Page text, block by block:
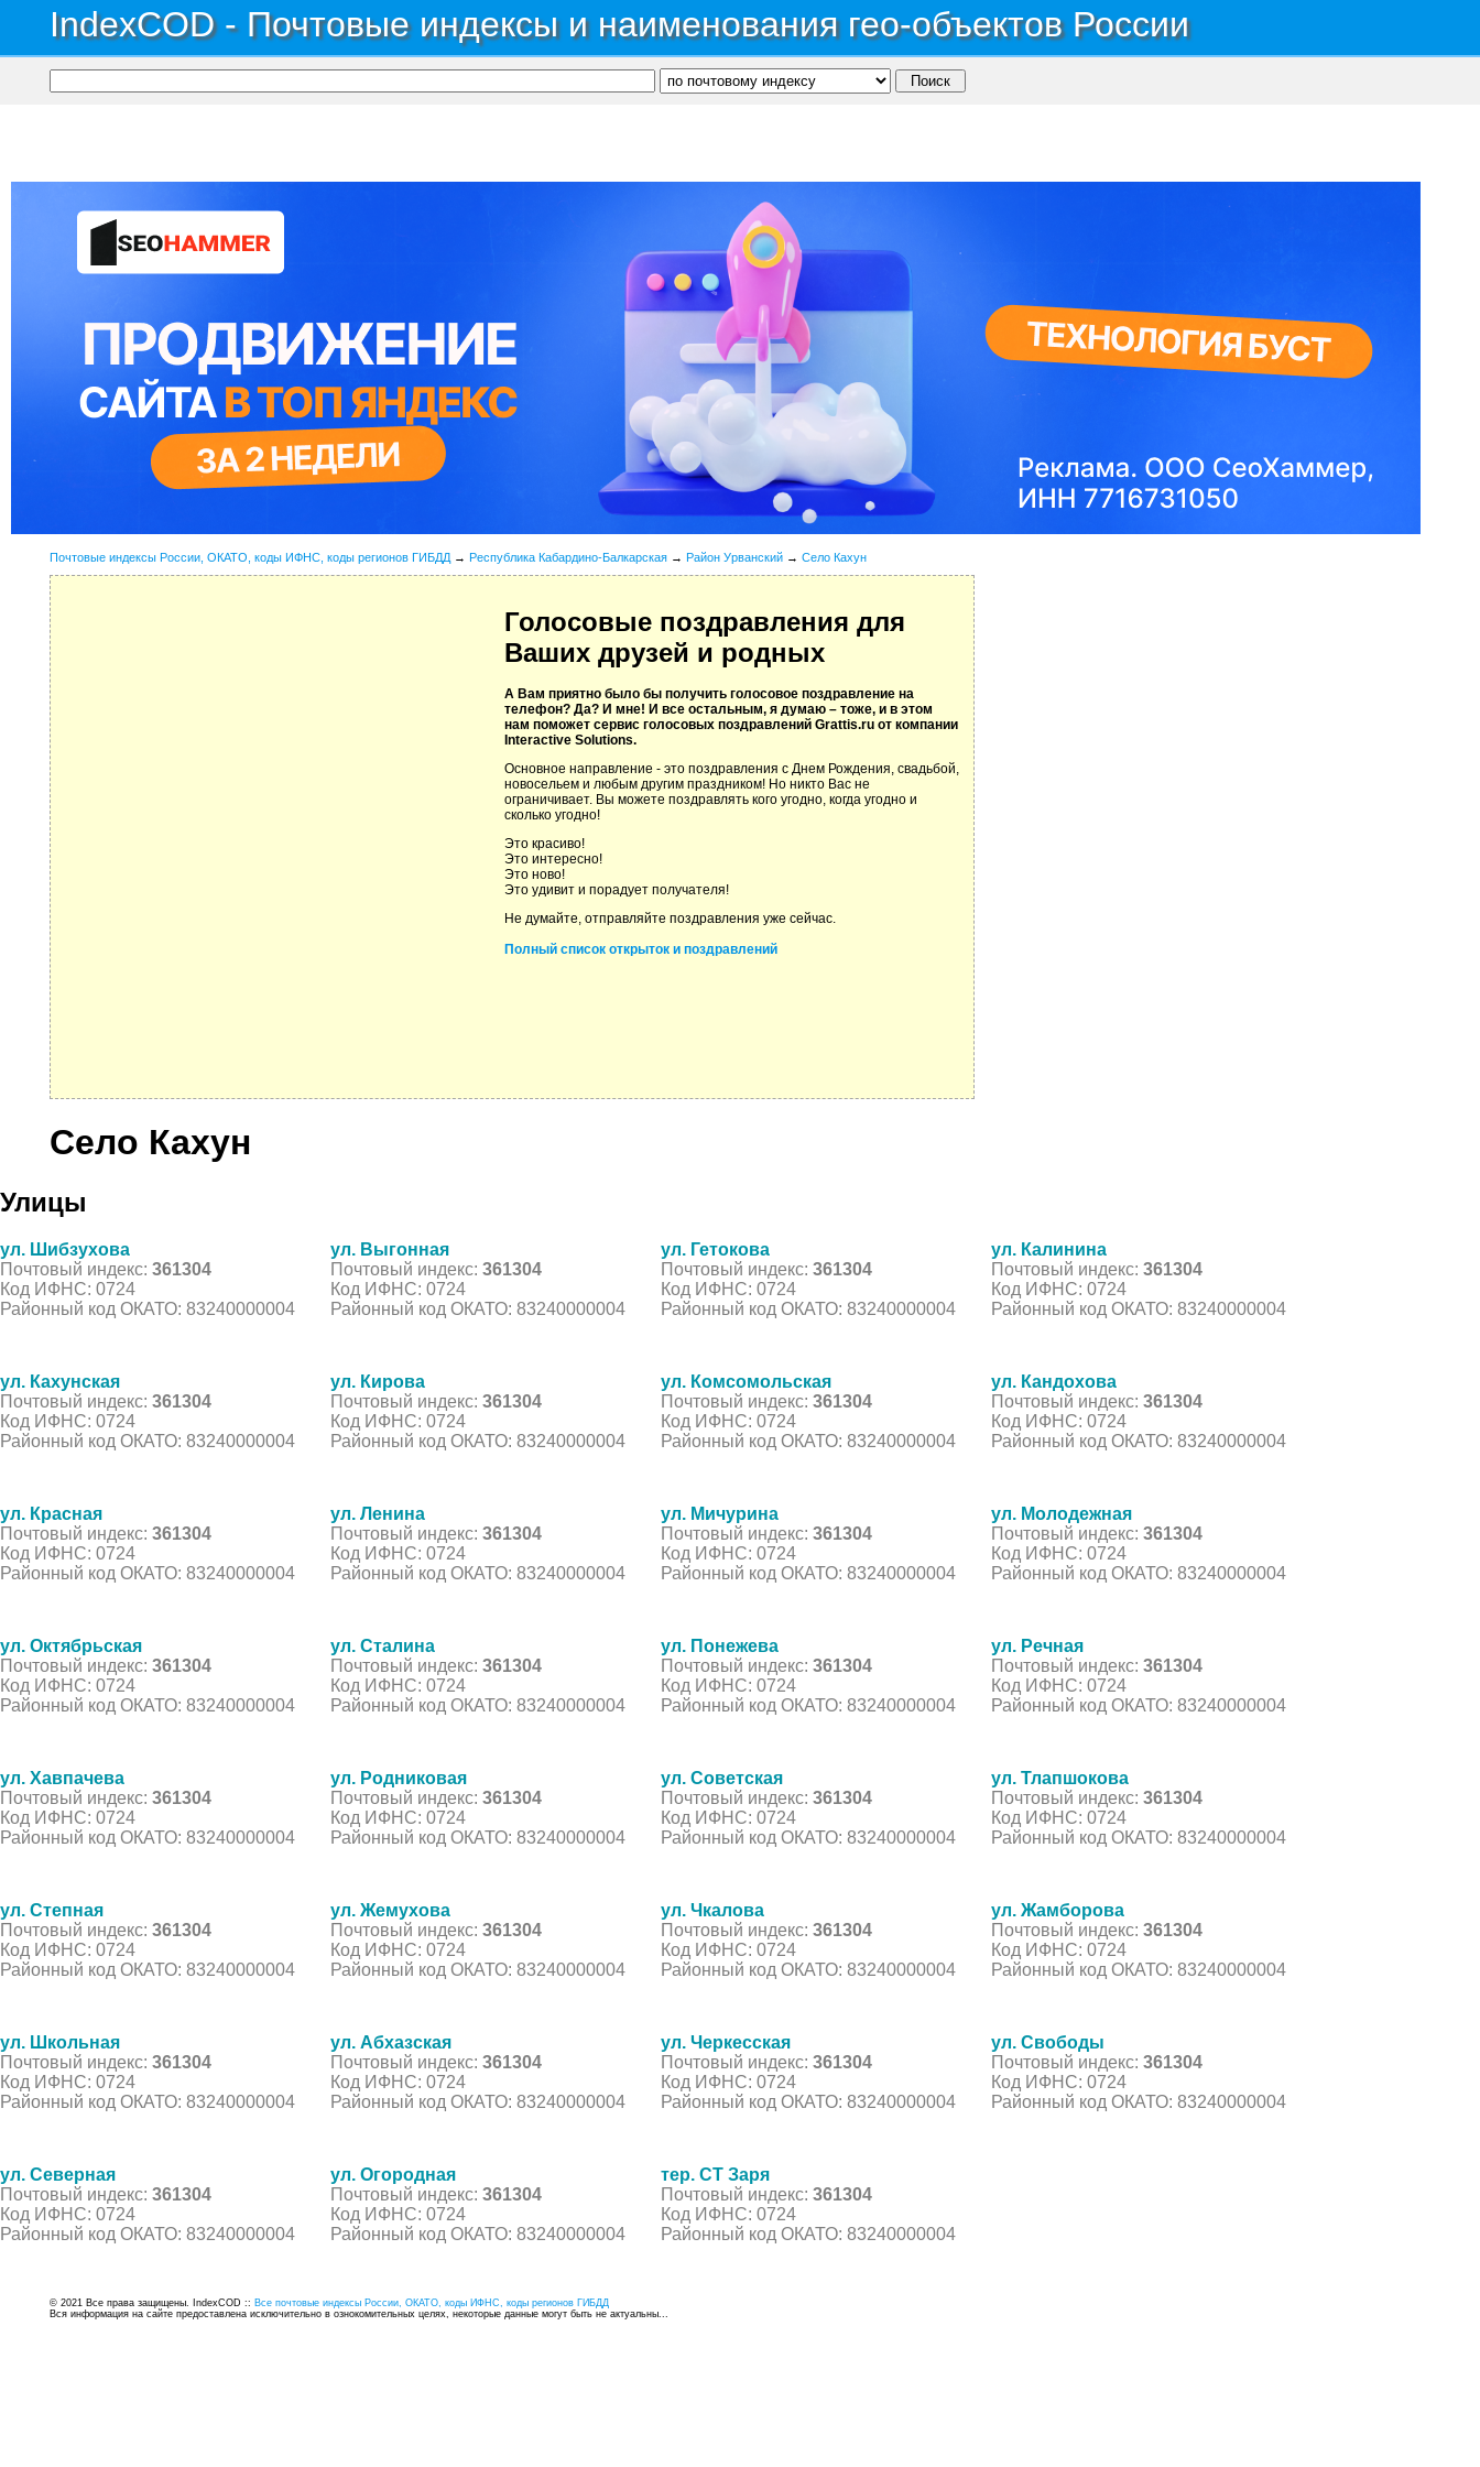
IndexCOD - Почтовые индексы и наименования гео-объектов России
Почтовые индексы России, ОКАТО, коды ИФНС, коды регионов ГИБДД → Республика Кабардино-Балкарская → Район Урванский → Село Кахун
Голосовые поздравления для
Ваших друзей и родных
А Вам приятно было бы получить голосовое поздравление на
телефон? Да? И мне! И все остальным, я думаю – тоже, и в этом
нам поможет сервис голосовых поздравлений Grattis.ru от компании
Interactive Solutions.
Основное направление - это поздравления с Днем Рождения, свадьбой,
новосельем и любым другим праздником! Но никто Вас не
ограничивает. Вы можете поздравлять кого угодно, когда угодно и
сколько угодно!
Это красиво!
Это интересно!
Это ново!
Это удивит и порадует получателя!
Не думайте, отправляйте поздравления уже сейчас.
Полный список открыток и поздравлений
Село Кахун
Улицы
ул. Шибзухова
Почтовый индекс: 361304
Код ИФНС: 0724
Районный код ОКАТО: 83240000004
ул. Выгонная
Почтовый индекс: 361304
Код ИФНС: 0724
Районный код ОКАТО: 83240000004
ул. Гетокова
Почтовый индекс: 361304
Код ИФНС: 0724
Районный код ОКАТО: 83240000004
ул. Калинина
Почтовый индекс: 361304
Код ИФНС: 0724
Районный код ОКАТО: 83240000004
ул. Кахунская
Почтовый индекс: 361304
Код ИФНС: 0724
Районный код ОКАТО: 83240000004
ул. Кирова
Почтовый индекс: 361304
Код ИФНС: 0724
Районный код ОКАТО: 83240000004
ул. Комсомольская
Почтовый индекс: 361304
Код ИФНС: 0724
Районный код ОКАТО: 83240000004
ул. Кандохова
Почтовый индекс: 361304
Код ИФНС: 0724
Районный код ОКАТО: 83240000004
ул. Красная
Почтовый индекс: 361304
Код ИФНС: 0724
Районный код ОКАТО: 83240000004
ул. Ленина
Почтовый индекс: 361304
Код ИФНС: 0724
Районный код ОКАТО: 83240000004
ул. Мичурина
Почтовый индекс: 361304
Код ИФНС: 0724
Районный код ОКАТО: 83240000004
ул. Молодежная
Почтовый индекс: 361304
Код ИФНС: 0724
Районный код ОКАТО: 83240000004
ул. Октябрьская
Почтовый индекс: 361304
Код ИФНС: 0724
Районный код ОКАТО: 83240000004
ул. Сталина
Почтовый индекс: 361304
Код ИФНС: 0724
Районный код ОКАТО: 83240000004
ул. Понежева
Почтовый индекс: 361304
Код ИФНС: 0724
Районный код ОКАТО: 83240000004
ул. Речная
Почтовый индекс: 361304
Код ИФНС: 0724
Районный код ОКАТО: 83240000004
ул. Хавпачева
Почтовый индекс: 361304
Код ИФНС: 0724
Районный код ОКАТО: 83240000004
ул. Родниковая
Почтовый индекс: 361304
Код ИФНС: 0724
Районный код ОКАТО: 83240000004
ул. Советская
Почтовый индекс: 361304
Код ИФНС: 0724
Районный код ОКАТО: 83240000004
ул. Тлапшокова
Почтовый индекс: 361304
Код ИФНС: 0724
Районный код ОКАТО: 83240000004
ул. Степная
Почтовый индекс: 361304
Код ИФНС: 0724
Районный код ОКАТО: 83240000004
ул. Жемухова
Почтовый индекс: 361304
Код ИФНС: 0724
Районный код ОКАТО: 83240000004
ул. Чкалова
Почтовый индекс: 361304
Код ИФНС: 0724
Районный код ОКАТО: 83240000004
ул. Жамборова
Почтовый индекс: 361304
Код ИФНС: 0724
Районный код ОКАТО: 83240000004
ул. Школьная
Почтовый индекс: 361304
Код ИФНС: 0724
Районный код ОКАТО: 83240000004
ул. Абхазская
Почтовый индекс: 361304
Код ИФНС: 0724
Районный код ОКАТО: 83240000004
ул. Черкесская
Почтовый индекс: 361304
Код ИФНС: 0724
Районный код ОКАТО: 83240000004
ул. Свободы
Почтовый индекс: 361304
Код ИФНС: 0724
Районный код ОКАТО: 83240000004
ул. Северная
Почтовый индекс: 361304
Код ИФНС: 0724
Районный код ОКАТО: 83240000004
ул. Огородная
Почтовый индекс: 361304
Код ИФНС: 0724
Районный код ОКАТО: 83240000004
тер. СТ Заря
Почтовый индекс: 361304
Код ИФНС: 0724
Районный код ОКАТО: 83240000004
© 2021 Все права защищены. IndexCOD :: Все почтовые индексы России, ОКАТО, коды ИФНС, коды регионов ГИБДД
Вся информация на сайте предоставлена исключительно в ознокомительных целях, некоторые данные могут быть не актуальны...